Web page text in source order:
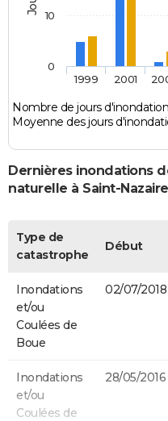
Nombre de jours
Moyenne des jours
1999 2001
0
10
Dernières inondations
naturelle à Saint-Nazaire
Type de
catastrophe
Début
Inondations
et/ou
Coulées de
Boue
02/07/2018
Inondations
et/ou
Coulées de
28/05/2016